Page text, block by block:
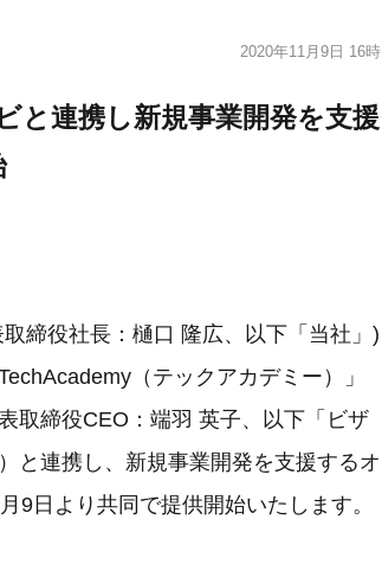
2020年11月9日 16時
と連携し新規事業開発を支援
締役社長：樋口 隆広、以下「当社」)
（テックアカデミー）」
取締役CEO：端羽 英子、以下「ビザ
と連携し、新規事業開発を支援するオ
9日より共同で提供開始いたします。